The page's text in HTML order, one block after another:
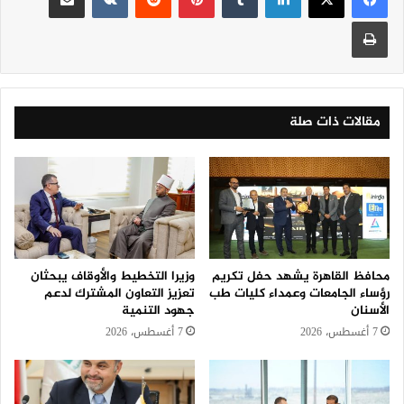
مقالات ذات صلة
محافظ القاهرة يشهد حفل تكريم
رؤساء الجامعات وعمداء كليات طب
الأسنان
7 أغسطس، 2026
وزيرا التخطيط والأوقاف يبحثان
تعزيز التعاون المشترك لدعم
جهود التنمية
7 أغسطس، 2026